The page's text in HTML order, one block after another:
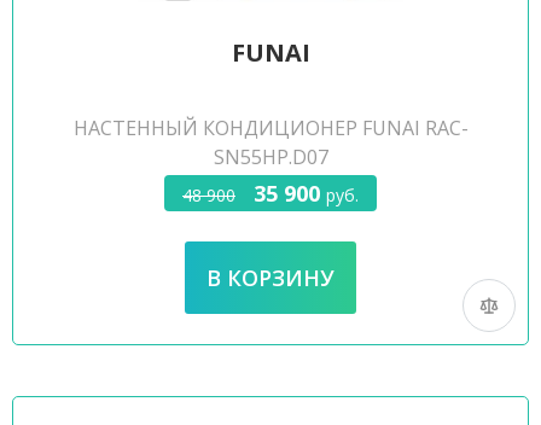
FUNAI
НАСТЕННЫЙ КОНДИЦИОНЕР FUNAI RAC-
SN55HP.D07
48 900 35 900 руб.